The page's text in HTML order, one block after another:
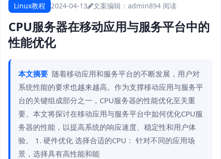
Linux教程 2024-04-13 文案编辑：admin894 阅读
CPU服务器在移动应用与服务平台中的
性能优化
本文摘要 随着移动应用和服务平台的不断发展，用户对
系统性能的要求也越来越高。作为支撑移动应用与服务平
台的关键组成部分之一，CPU服务器的性能优化至关重
要。本文将探讨在移动应用与服务平台中如何优化CPU服
务器的性能，以提高系统的响应速度、稳定性和用户体
验。 1. 硬件优化 选择合适的CPU： 针对不同的应用场
景，选择具有高性能和能